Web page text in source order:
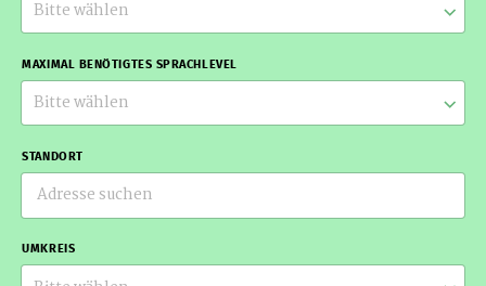
Bitte wählen
MAXIMAL BENÖTIGTES SPRACHLEVEL
Bitte wählen
STANDORT
UMKREIS